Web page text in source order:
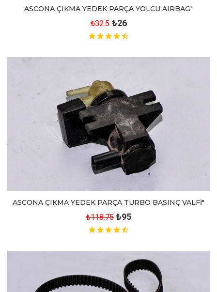
ASCONA ÇIKMA YEDEK PARÇA YOLCU AIRBAG"
₺32.5 ₺26
ASCONA ÇIKMA YEDEK PARÇA TURBO BASINÇ VALFİ"
₺118.75 ₺95